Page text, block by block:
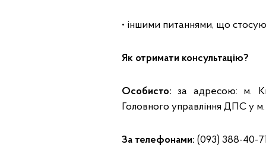
• іншими питаннями, що
Як отримати консультацію?
Особисто: за адресою: м.
Головного управління ДПС у м.
За телефонами: (093) 388-40-